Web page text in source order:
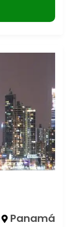
Panamá